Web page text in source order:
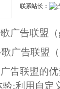
联系站长：
广告联盟（
广告联盟（
告联盟的
:利用自定